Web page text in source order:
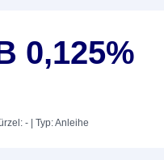
0,125%
- | Typ: Anleihe